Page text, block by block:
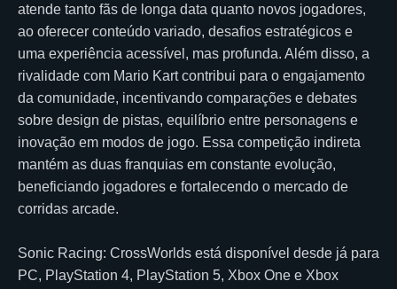
atende tanto fãs de longa data quanto novos jogadores,
ao oferecer conteúdo variado, desafios estratégicos e
uma experiência acessível, mas profunda. Além disso, a
rivalidade com Mario Kart contribui para o engajamento
da comunidade, incentivando comparações e debates
sobre design de pistas, equilíbrio entre personagens e
inovação em modos de jogo. Essa competição indireta
mantém as duas franquias em constante evolução,
beneficiando jogadores e fortalecendo o mercado de
corridas arcade.
Sonic Racing: CrossWorlds está disponível desde já para
PC, PlayStation 4, PlayStation 5, Xbox One e Xbox